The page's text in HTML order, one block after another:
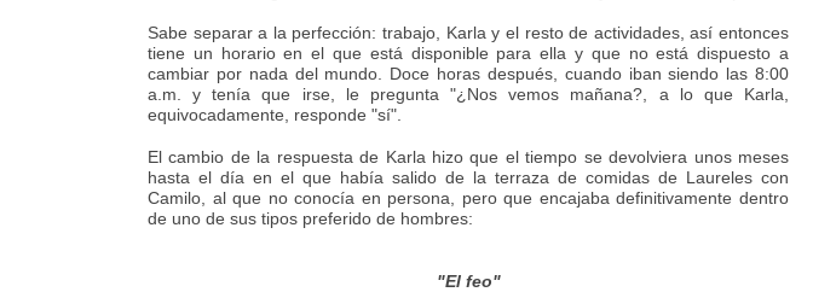
Sabe separar a la perfección: trabajo, Karla y el resto de actividades, así entonces
tiene un horario en el que está disponible para ella y que no está dispuesto a
cambiar por nada del mundo. Doce horas después, cuando iban siendo las 8:00
a.m. y tenía que irse, le pregunta "¿Nos vemos mañana?, a lo que Karla,
equivocadamente, responde "sí".
El cambio de la respuesta de Karla hizo que el tiempo se devolviera unos meses
hasta el día en el que había salido de la terraza de comidas de Laureles con
Camilo, al que no conocía en persona, pero que encajaba definitivamente dentro
de uno de sus tipos preferido de hombres:
"El feo"